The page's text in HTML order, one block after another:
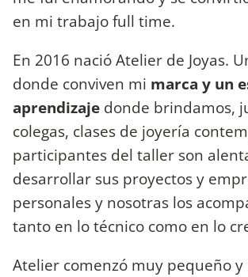
en mi trabajo full time.
En 2016 nació Atelier de Joyas.
donde conviven mi marca y un
aprendizaje donde brindamos,
colegas, clases de joyería
participantes del taller son
desarrollar sus proyectos y
personales y nosotras los
tanto en lo técnico como en lo
Atelier comenzó muy pequeño